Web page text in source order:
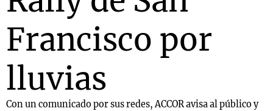
Francisco por
lluvias
Con un comunicado por sus redes, ACCOR avisa al público y